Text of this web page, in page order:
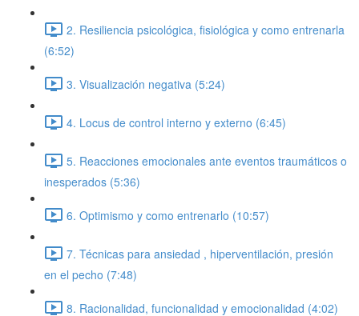
2. Resiliencia psicológica, fisiológica y como entrenarla
(6:52)
3. Visualización negativa (5:24)
4. Locus de control interno y externo (6:45)
5. Reacciones emocionales ante eventos traumáticos o
inesperados (5:36)
6. Optimismo y como entrenarlo (10:57)
7. Técnicas para ansiedad , hiperventilación, presión
en el pecho (7:48)
8. Racionalidad, funcionalidad y emocionalidad (4:02)